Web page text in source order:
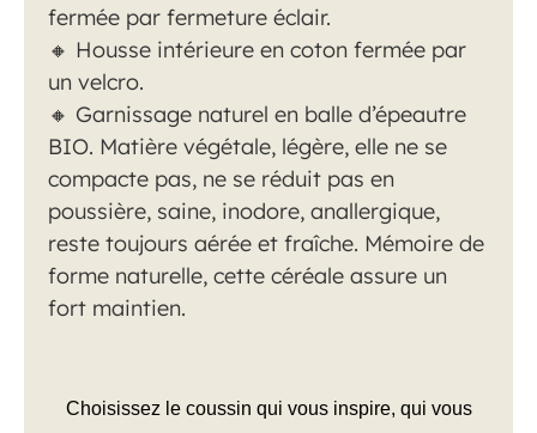
fermée par fermeture éclair.
🔸 Housse intérieure en coton fermée par
un velcro.
🔸 Garnissage naturel en balle d’épeautre
BIO. Matière végétale, légère, elle ne se
compacte pas, ne se réduit pas en
poussière, saine, inodore, anallergique,
reste toujours aérée et fraîche. Mémoire de
forme naturelle, cette céréale assure un
fort maintien.
Choisissez le coussin qui vous inspire, qui vous